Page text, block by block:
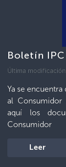
Boletín
Última
Ya se
al Consumidor
aquí los
Consumidor
Leer